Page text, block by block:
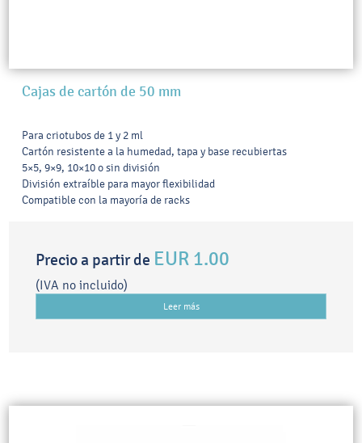
Cajas de cartón de 50 mm
Para criotubos de 1 y 2 ml
Cartón resistente a la humedad, tapa y base recubiertas
5×5, 9×9, 10×10 o sin división
División extraíble para mayor flexibilidad
Compatible con la mayoría de racks
Precio a partir de EUR 1.00
(IVA no incluido)
Leer más